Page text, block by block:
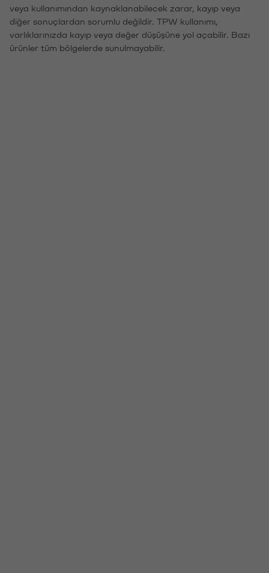
veya kullanımından kaynaklanabilecek zarar, kayıp veya
diğer sonuçlardan sorumlu değildir. TPW kullanımı,
varlıklarınızda kayıp veya değer düşüşüne yol açabilir. Bazı
ürünler tüm bölgelerde sunulmayabilir.